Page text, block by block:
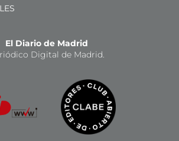
El Diario de Madrid
Digital de Madrid.